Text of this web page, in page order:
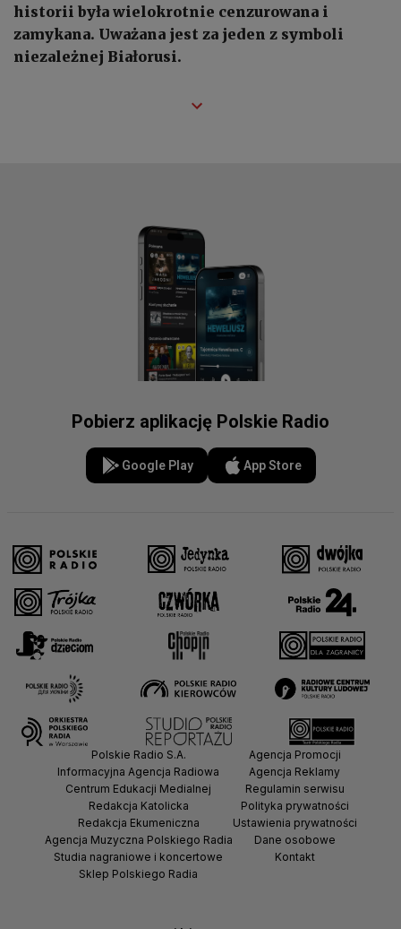
historii była wielokrotnie cenzurowana i
zamykana. Uważana jest za jeden z symboli
niezależnej Białorusi.
Pobierz aplikację Polskie Radio
Google Play App Store
Polskie Radio S.A.
Informacyjna Agencja Radiowa
Centrum Edukacji Medialnej
Redakcja Katolicka
Redakcja Ekumeniczna
Agencja Muzyczna Polskiego Radia
Studia nagraniowe i koncertowe
Sklep Polskiego Radia
Agencja Promocji
Agencja Reklamy
Regulamin serwisu
Polityka prywatności
Ustawienia prywatności
Dane osobowe
Kontakt